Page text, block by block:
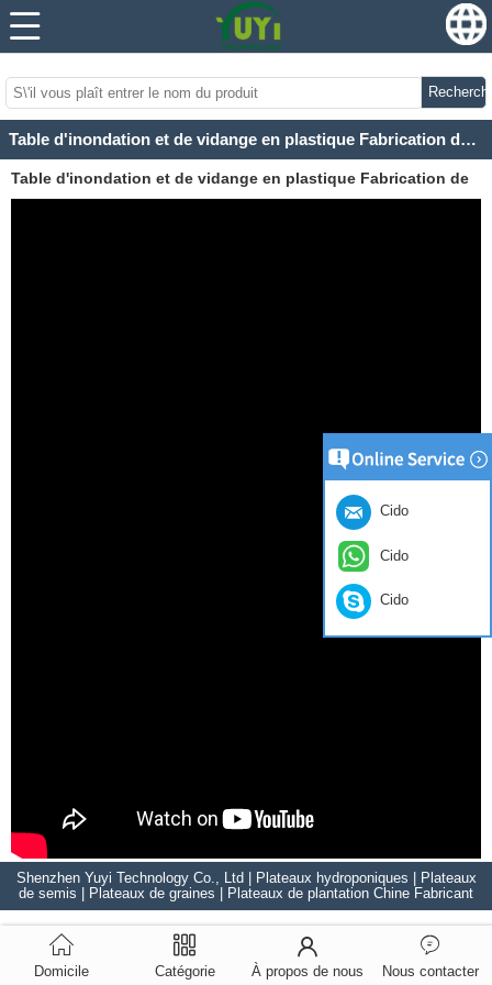
......
Table d'inondation et de vidange en plastique Fabrication de tables de flux et reflux
Table d'inondation et de vidange en plastique Fabrication de
Shenzhen Yuyi Technology Co., Ltd | Plateaux hydroponiques | Plateaux
de semis | Plateaux de graines | Plateaux de plantation Chine Fabricant
Domicile Catégorie À propos de nous Nous contacter
Cido
Cido
Cido